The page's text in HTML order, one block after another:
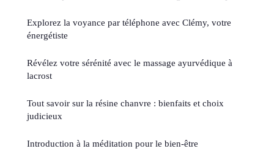
Explorez la voyance par téléphone avec Clémy, votre
énergétiste
Révélez votre sérénité avec le massage ayurvédique à
lacrost
Tout savoir sur la résine chanvre : bienfaits et choix
judicieux
Introduction à la méditation pour le bien-être